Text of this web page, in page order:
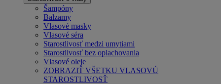
Šampóny
Balzamy
Vlasové masky
Vlasové séra
Starostlivosť medzi umytiami
Starostlivosť bez oplachovania
Vlasové oleje
ZOBRAZIŤ VŠETKU VLASOVÚ
STAROSTLIVOSŤ